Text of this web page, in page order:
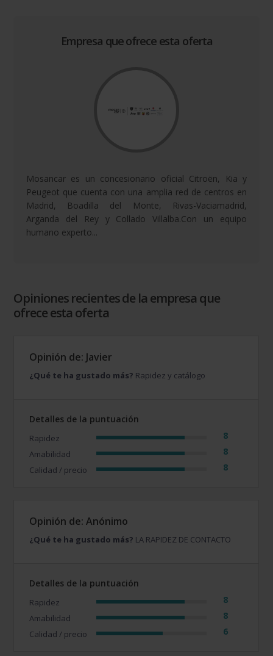
Empresa que ofrece esta oferta
Mosancar es un concesionario oficial Citroën, Kia y
Peugeot que cuenta con una amplia red de centros en
Madrid, Boadilla del Monte, Rivas-Vaciamadrid,
Arganda del Rey y Collado Villalba.Con un equipo
humano experto...
Opiniones recientes de la empresa que
ofrece esta oferta
Opinión de: Javier
¿Qué te ha gustado más? Rapidez y catálogo
Detalles de la puntuación
Rapidez 8
Amabilidad 8
Calidad / precio 8
Opinión de: Anónimo
¿Qué te ha gustado más? LA RAPIDEZ DE CONTACTO
Detalles de la puntuación
Rapidez 8
Amabilidad 8
Calidad / precio 6